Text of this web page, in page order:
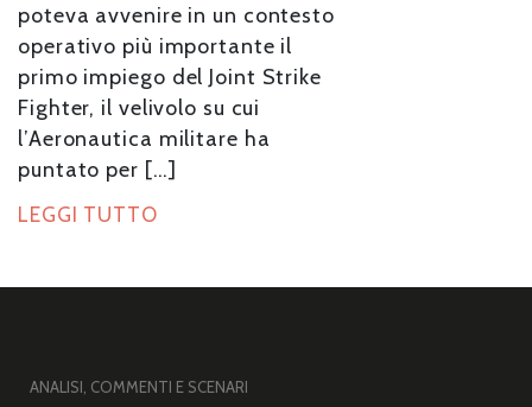
poteva avvenire in un contesto
operativo più importante il
primo impiego del Joint Strike
Fighter, il velivolo su cui
l’Aeronautica militare ha
puntato per […]
LEGGI TUTTO
ANALISI, COMMENTI E SCENARI